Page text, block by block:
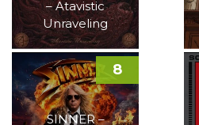
– Atavistic
Unraveling
SINNER –
8